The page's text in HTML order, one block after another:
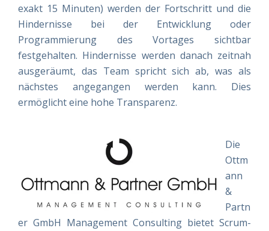
exakt 15 Minuten) werden der Fortschritt und die
Hindernisse bei der Entwicklung oder
Programmierung des Vortages sichtbar
festgehalten. Hindernisse werden danach zeitnah
ausgeräumt, das Team spricht sich ab, was als
nächstes angegangen werden kann. Dies
ermöglicht eine hohe Transparenz.
Die
Ottm
ann
&
Partn
er GmbH Management Consulting bietet Scrum-